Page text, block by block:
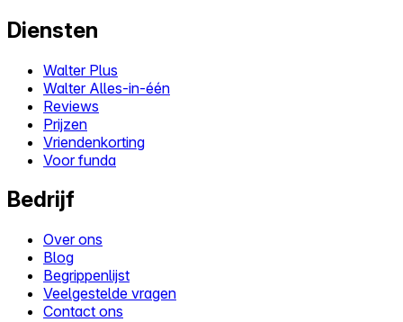
Diensten
Walter Plus
Walter Alles-in-één
Reviews
Prijzen
Vriendenkorting
Voor funda
Bedrijf
Over ons
Blog
Begrippenlijst
Veelgestelde vragen
Contact ons